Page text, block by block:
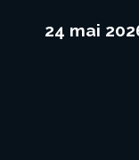
24 mai